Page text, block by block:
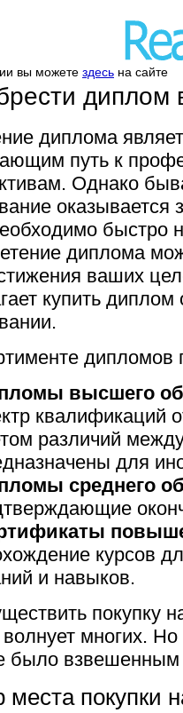
вы можете здесь на сайте
диплом
диплома
путь к
Однако
быстро
диплома
ваших
купить
высшего
квалификаций
различий
для
среднего
курсов
и навыков.
покупку
волнует многих.
было
места покупки